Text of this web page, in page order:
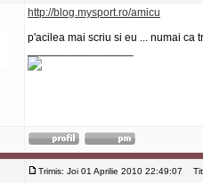
http://blog.mysport.ro/amicu
p'acilea mai scriu si eu ... numai ca
Trimis: Joi 01 Aprilie 2010 22:49:07